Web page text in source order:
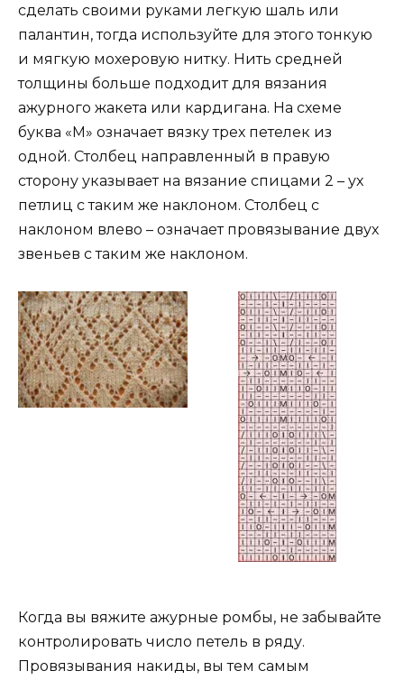
сделать своими руками легкую шаль или
палантин, тогда используйте для этого тонкую
и мягкую мохеровую нитку. Нить средней
толщины больше подходит для вязания
ажурного жакета или кардигана. На схеме
буква «М» означает вязку трех петелек из
одной. Столбец направленный в правую
сторону указывает на вязание спицами 2 – ух
петлиц с таким же наклоном. Столбец с
наклоном влево – означает провязывание двух
звеньев с таким же наклоном.
Когда вы вяжите ажурные ромбы, не забывайте
контролировать число петель в ряду.
Провязывания накиды, вы тем самым